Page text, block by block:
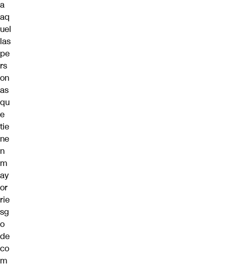
a
aq
uel
las
pe
rs
on
as
qu
e
tie
ne
n
m
ay
or
rie
sg
o
de
co
m